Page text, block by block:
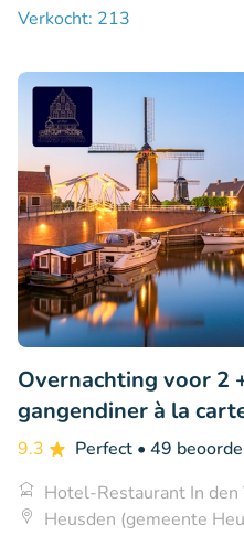
Verkocht: 213
Overnachting voor 2
gangendiner à la
9.3 Perfect • 49
Hotel-Restaurant In
Heusden (gemeente